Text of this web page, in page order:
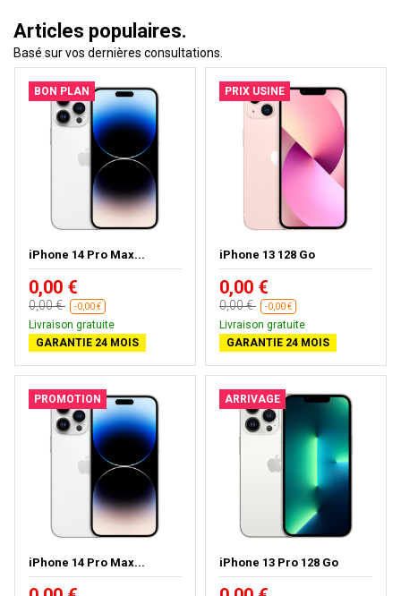
Articles populaires.
Basé sur vos dernières consultations.
BON PLAN
iPhone 14 Pro Max...
0,00 €
0,00 € -0,00 €
Livraison gratuite
GARANTIE 24 MOIS
PRIX USINE
iPhone 13 128 Go
0,00 €
0,00 € -0,00 €
Livraison gratuite
GARANTIE 24 MOIS
PROMOTION
iPhone 14 Pro Max...
ARRIVAGE
iPhone 13 Pro 128 Go